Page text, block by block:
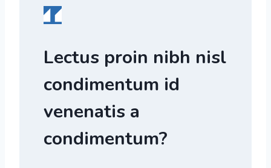
Lectus proin nibh nisl
condimentum id
venenatis a
condimentum?